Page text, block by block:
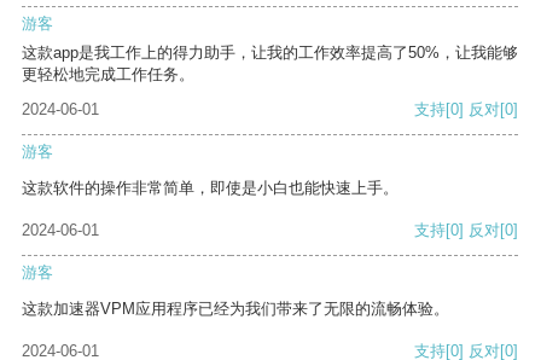
游客
这款app是我工作上的得力助手，让我的工作效率提高了50%，让我能够
更轻松地完成工作任务。
2024-06-01
支持[0] 反对[0]
游客
这款软件的操作非常简单，即使是小白也能快速上手。
2024-06-01 支持[0] 反对[0]
游客
这款加速器VPM应用程序已经为我们带来了无限的流畅体验。
2024-06-01 支持[0] 反对[0]